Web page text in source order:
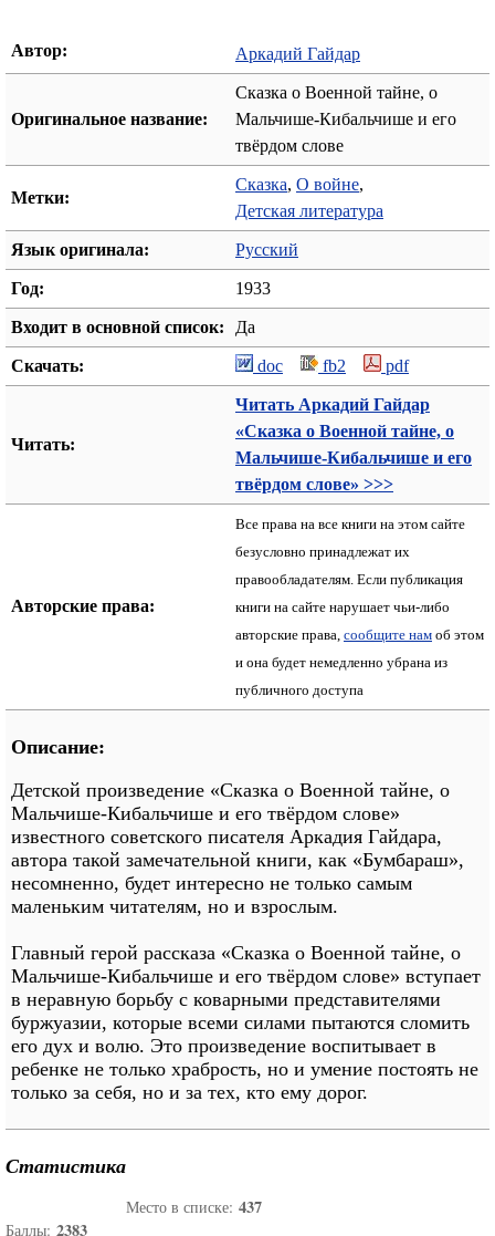
Автор: Аркадий Гайдар
Оригинальное название:
Сказка о Военной тайне, о
Мальчише-Кибальчише и его
твёрдом слове
Метки:
Сказка, О войне,
Детская литература
Язык оригинала: Русский
Год: 1933
Входит в основной список: Да
Скачать: doc fb2 pdf
Читать:
Читать Аркадий Гайдар
«Сказка о Военной тайне, о
Мальчише-Кибальчише и его
твёрдом слове» >>>
Авторские права:
Все права на все книги на этом сайте
безусловно принадлежат их
правообладателям. Если публикация
книги на сайте нарушает чьи-либо
авторские права, сообщите нам об этом
и она будет немедленно убрана из
публичного доступа
Описание:
Детской произведение «Сказка о Военной тайне, о
Мальчише-Кибальчише и его твёрдом слове»
известного советского писателя Аркадия Гайдара,
автора такой замечательной книги, как «Бумбараш»,
несомненно, будет интересно не только самым
маленьким читателям, но и взрослым.
Главный герой рассказа «Сказка о Военной тайне, о
Мальчише-Кибальчише и его твёрдом слове» вступает
в неравную борьбу с коварными представителями
буржуазии, которые всеми силами пытаются сломить
его дух и волю. Это произведение воспитывает в
ребенке не только храбрость, но и умение постоять не
только за себя, но и за тех, кто ему дорог.
Статистика
Место в списке: 437
Баллы: 2383